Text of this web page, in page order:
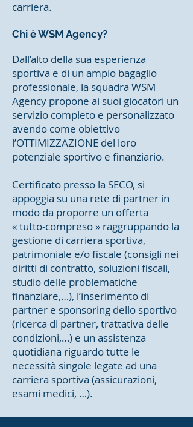
carriera.
Chi è WSM Agency?
Dall’alto della sua esperienza
sportiva e di un ampio bagaglio
professionale, la squadra WSM
Agency propone ai suoi giocatori un
servizio completo e personalizzato
avendo come obiettivo
l’OTTIMIZZAZIONE del loro
potenziale sportivo e finanziario.
Certificato presso la SECO, si
appoggia su una rete di partner in
modo da proporre un offerta
« tutto-compreso » raggruppando la
gestione di carriera sportiva,
patrimoniale e/o fiscale (consigli nei
diritti di contratto, soluzioni fiscali,
studio delle problematiche
finanziare,…), l’inserimento di
partner e sponsoring dello sportivo
(ricerca di partner, trattativa delle
condizioni,…) e un assistenza
quotidiana riguardo tutte le
necessità singole legate ad una
carriera sportiva (assicurazioni,
esami medici, …).